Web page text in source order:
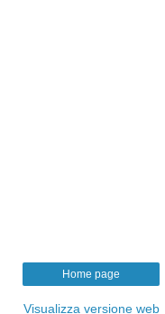
Home page
Visualizza versione web